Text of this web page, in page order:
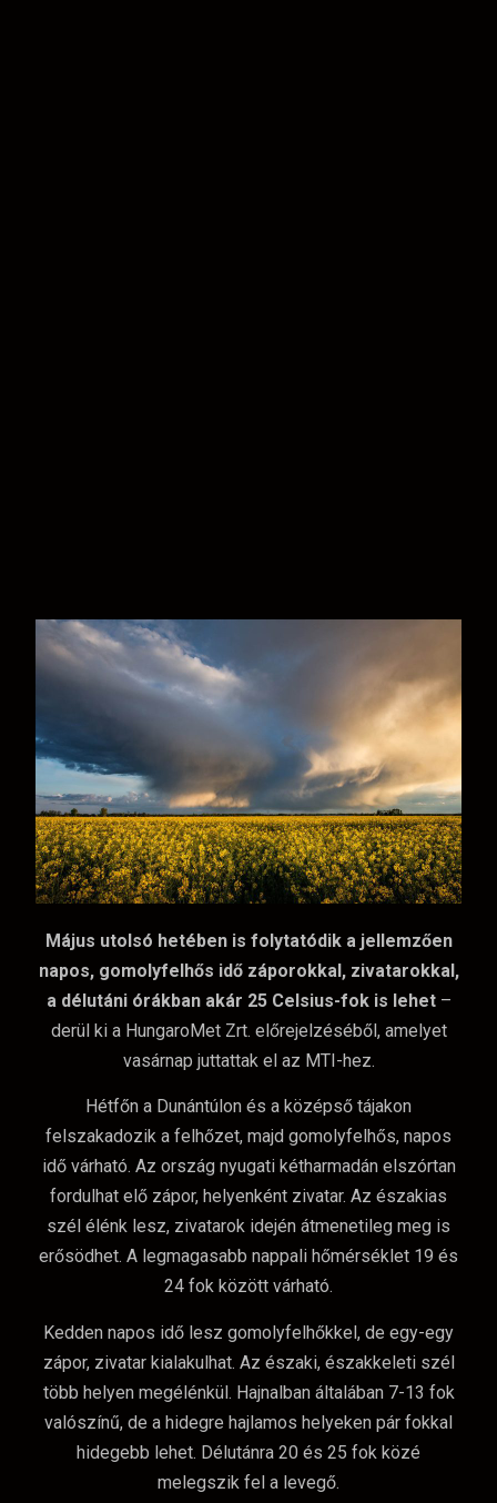
Május utolsó hetében is folytatódik a jellemzően
napos, gomolyfelhős idő záporokkal, zivatarokkal,
a délutáni órákban akár 25 Celsius-fok is lehet–
derül ki a HungaroMet Zrt. előrejelzéséből, amelyet
vasárnap juttattak el az MTI-hez.
Hétfőn a Dunántúlon és a középső tájakon
felszakadozik a felhőzet, majd gomolyfelhős, napos
idő várható. Az ország nyugati kétharmadán elszórtan
fordulhat elő zápor, helyenként zivatar. Az északias
szél élénk lesz, zivatarok idején átmenetileg meg is
erősödhet. A legmagasabb nappali hőmérséklet 19 és
24 fok között várható.
Kedden napos idő lesz gomolyfelhőkkel, de egy-egy
zápor, zivatar kialakulhat. Az északi, északkeleti szél
több helyen megélénkül. Hajnalban általában 7-13 fok
valószínű, de a hidegre hajlamos helyeken pár fokkal
hidegebb lehet. Délutánra 20 és 25 fok közé
melegszik fel a levegő.